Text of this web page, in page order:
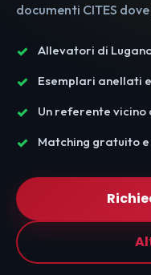
documenti CITES
Allevatori di
Esemplari anellati
Un referente vicino
Matching gratuito